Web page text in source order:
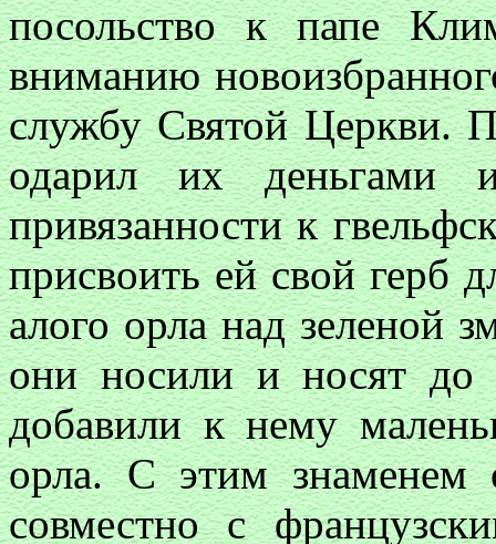
посольство к папе
вниманию
службу Святой Церкви.
одарил их деньгами
привязанности к
присвоить ей свой герб
алого орла над зеленой
они носили и носят до
добавили к нему
орла. С этим знаменем
совместно с